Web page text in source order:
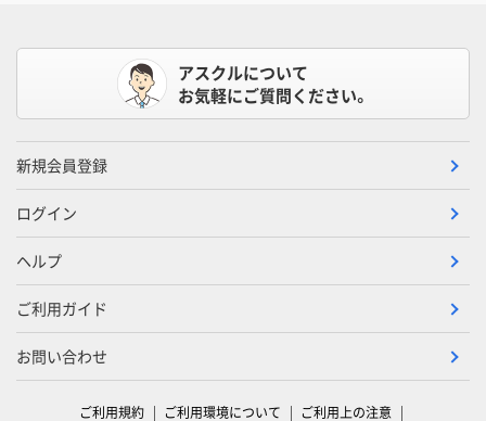
アスクルについて
お気軽にご質問ください。
新規会員登録
ログイン
ヘルプ
ご利用ガイド
お問い合わせ
ご利用規約 ご利用環境について ご利用上の注意